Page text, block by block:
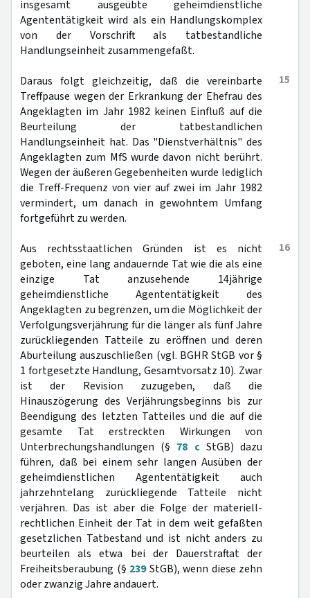
insgesamt ausgeübte geheimdienstliche
Agententätigkeit wird als ein Handlungskomplex
von der Vorschrift als tatbestandliche
Handlungseinheit zusammengefaßt.
15
Daraus folgt gleichzeitig, daß die vereinbarte
Treffpause wegen der Erkrankung der Ehefrau des
Angeklagten im Jahr 1982 keinen Einfluß auf die
Beurteilung der tatbestandlichen
Handlungseinheit hat. Das "Dienstverhältnis" des
Angeklagten zum MfS wurde davon nicht berührt.
Wegen der äußeren Gegebenheiten wurde lediglich
die Treff-Frequenz von vier auf zwei im Jahr 1982
vermindert, um danach in gewohntem Umfang
fortgeführt zu werden.
16
Aus rechtsstaatlichen Gründen ist es nicht
geboten, eine lang andauernde Tat wie die als eine
einzige Tat anzusehende 14jährige
geheimdienstliche Agententätigkeit des
Angeklagten zu begrenzen, um die Möglichkeit der
Verfolgungsverjährung für die länger als fünf Jahre
zurückliegenden Tatteile zu eröffnen und deren
Aburteilung auszuschließen (vgl. BGHR StGB vor §
1 fortgesetzte Handlung, Gesamtvorsatz 10). Zwar
ist der Revision zuzugeben, daß die
Hinauszögerung des Verjährungsbeginns bis zur
Beendigung des letzten Tatteiles und die auf die
gesamte Tat erstreckten Wirkungen von
Unterbrechungshandlungen (§ 78 cStGB) dazu
führen, daß bei einem sehr langen Ausüben der
geheimdienstlichen Agententätigkeit auch
jahrzehntelang zurückliegende Tatteile nicht
verjähren. Das ist aber die Folge der materiell-
rechtlichen Einheit der Tat in dem weit gefaßten
gesetzlichen Tatbestand und ist nicht anders zu
beurteilen als etwa bei der Dauerstraftat der
Freiheitsberaubung (§ 239StGB), wenn diese zehn
oder zwanzig Jahre andauert.